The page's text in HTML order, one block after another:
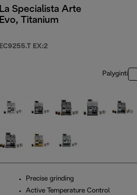
La Specialista Arte
Evo, Titanium
EC9255.T EX:2
Palyginti
Precise grinding
Active Temperature Control